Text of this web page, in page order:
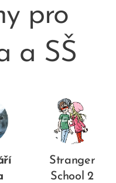
pro
a SŠ
Stranger
School 2